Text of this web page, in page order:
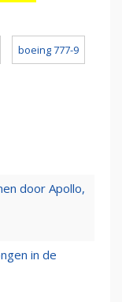
boeing 777-9
door Apollo,
in de